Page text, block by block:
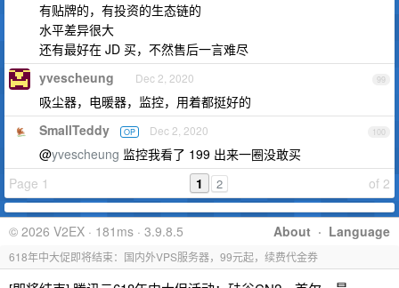
有贴牌的，有投资的生态链的
水平差异很大
还有最好在 JD 买，不然售后一言难尽
99
yvescheung Dec 2, 2020
吸尘器，电暖器，监控，用着都挺好的
100
SmallTeddy OP Dec 2, 2020
@yvescheung 监控我看了 199 出来一圈没敢买
Page 1
of 2
1 2
About · Language
© 2026 V2EX · 181ms · 3.9.8.5
618年中大促即将结束：国内外VPS服务器，99元起，续费代金券